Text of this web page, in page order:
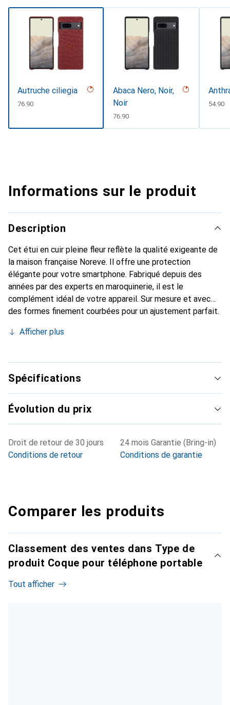
Autruche ciliegia
CHF
76.90
Abaca Nero, Noir,
Noir
CHF
76.90
CHF
54.90
Informations sur le produit
Description
Cet étui en cuir pleine fleur reflète la qualité exigeante de
la maison française Noreve. Il offre une protection
élégante pour votre smartphone. Fabriqué depuis des
années par des experts en maroquinerie, il est le
complément idéal de votre appareil. Sur mesure et avec
des formes finement courbées pour un ajustement parfait.
smartphone. La marque Noreve est reconnue
reste toujours un bon choix pour le client exigeant.
Afficher plus
Spécifications
Évolution du prix
Droit de retour de 30 jours
Conditions de retour
24 mois Garantie (Bring-in)
Conditions de garantie
Comparer les produits
Classement des ventes dans Type de
produit Coque pour téléphone portable
Tout afficher